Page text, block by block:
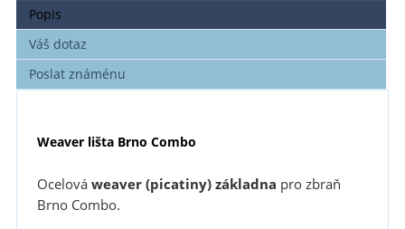
Popis
Váš dotaz
Poslat známénu
Weaver lišta Brno Combo
Ocelováweaver (picatiny) základna pro zbraň
Brno Combo.